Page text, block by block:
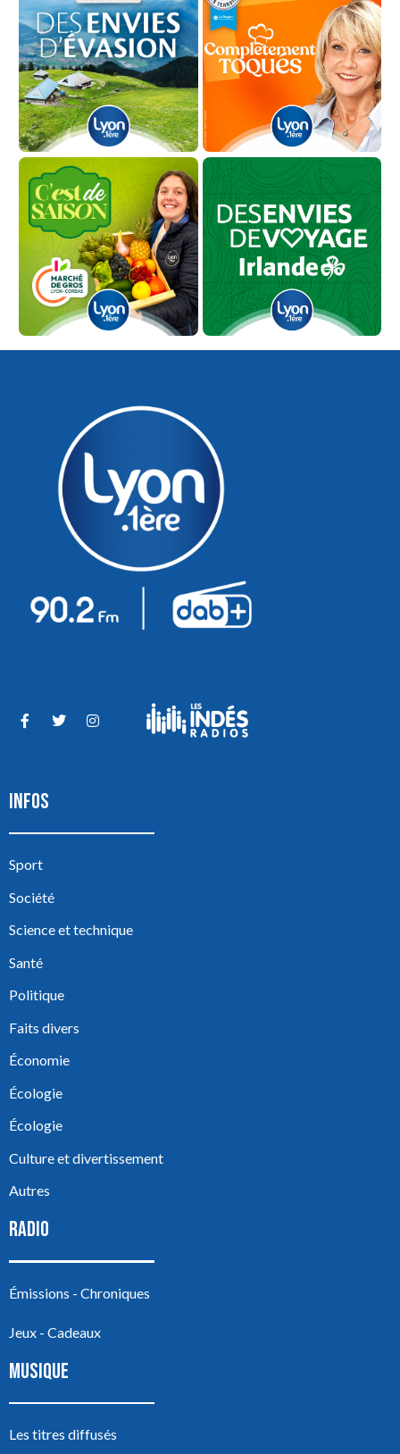
INFOS
Sport
Société
Science et technique
Santé
Politique
Faits divers
Économie
Écologie
Écologie
Culture et divertissement
Autres
RADIO
Émissions - Chroniques
Jeux - Cadeaux
MUSIQUE
Les titres diffusés